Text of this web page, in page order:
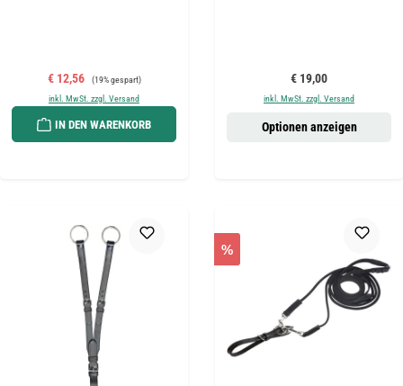
Verkaufspreis:
€ 12,56 Regulärer Preis:
(19% gespart)
inkl. MwSt. zzgl. Versand
IN DEN WARENKORB
Regulärer Preis:
€ 19,00
inkl. MwSt. zzgl. Versand
Optionen anzeigen
%